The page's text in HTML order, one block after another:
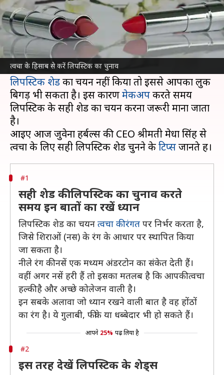
त्वचा के हिसाब से करें लिपस्टिक का चुनाव
क्या है खबर?
वैसे तो लिपस्टिक के हर शेड बेहद अच्छे होते हैं, क्योंकि ये
होंठों को अधिक खूबसूरत बना देती है।
हालांकि, यदि आपने त्वचा और मेकअप के हिसाब से
लिपस्टिक शेडका चयन नहीं किया तो इससे आपका लुक
बिगड़ भी सकता है। इस कारणमेकअपकरते समय
लिपस्टिक के सही शेड का चयन करना जरूरी माना जाता
है।
आइए आज जुवेना हर्बल्स की CEO श्रीमती मेधा सिंह से
त्वचा के लिए सही लिपस्टिक शेड चुनने केटिप्स
#1
सही शेड की लिपस्टिक का चुनाव करते
समय इन बातों का रखें ध्यान
लिपस्टिक शेड का चयन त्वचा की रंगत पर निर्भर करता है,
जिसे शिराओं (नस) के रंग के आधार पर स्थापित किया
जा सकता है।
नीले रंग की नसें एक मध्यम अंडरटोन का संकेत देती हैं।
वहीं अगर नसें हरी हैं तो इसका मतलब है कि आपकी त्वचा
हल्की है और अच्छे कोलेजन वाली है।
इन सबके अलावा जो ध्यान रखने वाली बात है वह होंठों
का रंग है। ये गुलाबी, फीके या धब्बेदार भी हो सकते हैं।
आपने 25% पढ़ लिया है
#2
इस तरह देखें लिपस्टिक के शेड्स